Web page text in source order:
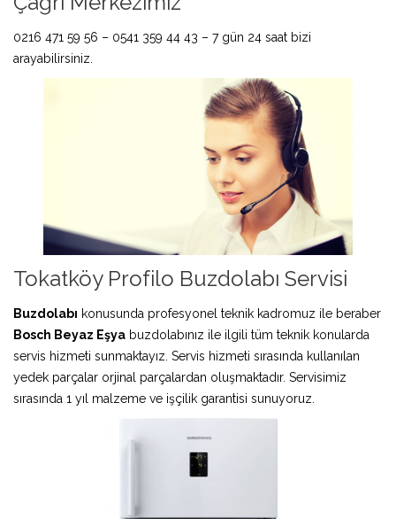
0216 471 59 56 – 0541 359 44 43 – 7 gün 24 saat bizi
arayabilirsiniz.
Tokatköy Profilo Buzdolabı Servisi
Buzdolabı konusunda profesyonel teknik kadromuz ile beraber
Bosch Beyaz Eşya buzdolabınız ile ilgili tüm teknik konularda
servis hizmeti sunmaktayız. Servis hizmeti sırasında kullanılan
yedek parçalar orjinal parçalardan oluşmaktadır. Servisimiz
sırasında 1 yıl malzeme ve işçilik garantisi sunuyoruz.